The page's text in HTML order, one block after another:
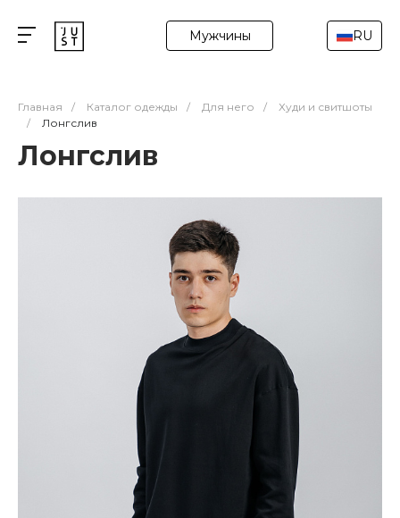
Мужчины RU
Главная / Каталог одежды / Для него /
Худи и свитшоты
/
Лонгслив
Лонгслив